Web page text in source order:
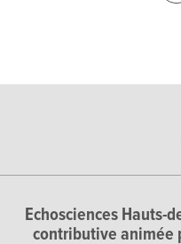
Echosciences Hauts-
contributive animée